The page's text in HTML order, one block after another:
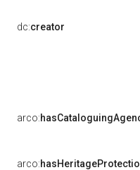
dc:creator
arco:
arco: